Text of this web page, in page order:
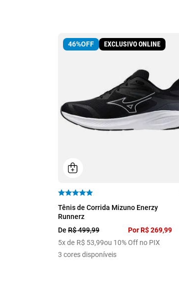
46%OFF EXCLUSIVO ONLINE
39
Tênis de Corrida Mizuno Enerzy
Runnerz
DeR$499,99 PorR$ 269,99
5x de R$ 53,99ou 10% Off no PIX
3 cores disponíveis